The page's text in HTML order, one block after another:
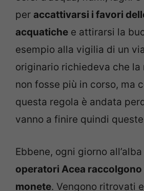
per accattivarsi i favori
acquatiche e attirarsi la
esempio alla vigilia di un
originario richiedeva che
non fosse più in corso, ma
questa regola è andata
vanno a finire quindi
Ebbene, ogni giorno
operatori Acea
monete. Vengono ritrovati